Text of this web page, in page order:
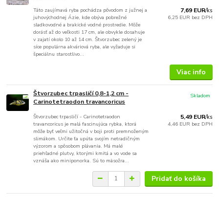
Táto zaujímavá ryba pochádza pôvodom z južnej a
juhovýchodnej Ázie, kde obýva pobrežné
sladkovodné a brakické vodné prostredie. Môže
dorásť až do veľkosti 17 cm, ale obvykle dosahuje
v zajatí okolo 10 až 14 cm. Štvorzubec zelený je
síce populárna akváriová ryba, ale vyžaduje si
špeciálnu starostlivo...
7,69 EUR/ks
6,25 EUR bez DPH
Viac info
Štvorzubec trpasličí 0,8-1,2 cm -
Carinotetraodon travancoricus
Štvorzubec trpasličí - Carinotetraodon
travancoricus je malá fascinujúca rybka, ktorá
môže byť veľmi užitočná v boji proti premnoženým
slimákom. Určite ťa upúta svojím netradičným
výzorom a spôsobom plávania. Má malé
priehľadné plutvy, ktorými kmitá a vo vode sa
vznáša ako miniponorka. Sú to mäsožra...
5,49 EUR/ks
4,46 EUR bez DPH
Skladom
Pridať do košíka